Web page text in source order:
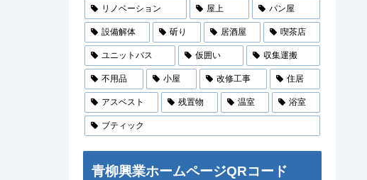
リノベーション 屋上 パン屋
設備解体 斫り 居酒屋 喫茶店
ユニットバス 仮囲い 収集運搬
不用品 小屋 改修工事 住居
アスベスト 残置物 温室 浴室
ブティック
青柳興業ホームページQRコード